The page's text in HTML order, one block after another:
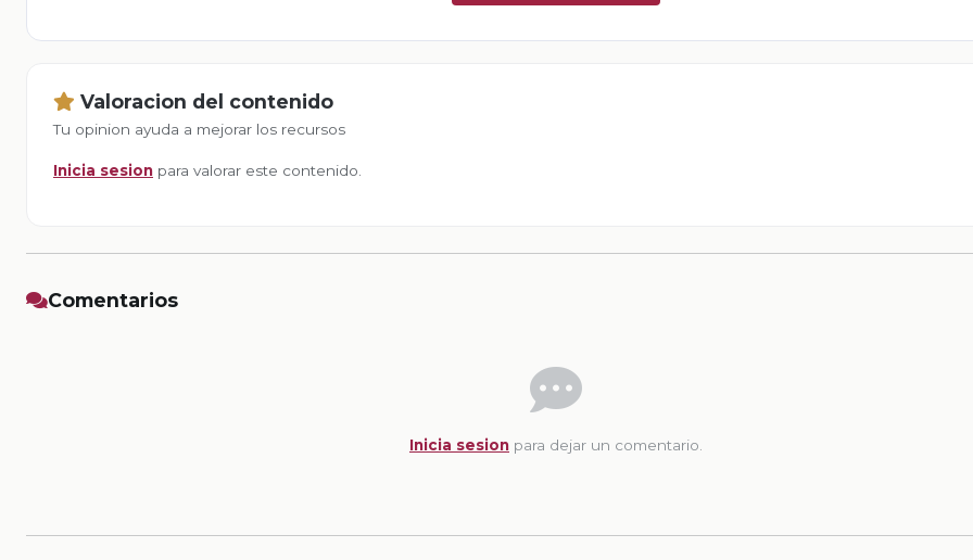
Valoracion del contenido
Tu opinion ayuda a mejorar los recursos
Inicia sesion para valorar este contenido.
Comentarios
Inicia sesion para dejar un comentario.